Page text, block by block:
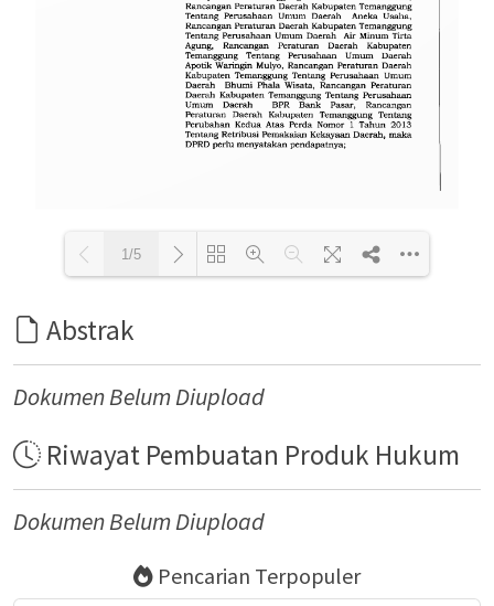
1/5
Abstrak
Dokumen Belum Diupload
Riwayat Pembuatan Produk Hukum
Dokumen Belum Diupload
Pencarian Terpopuler